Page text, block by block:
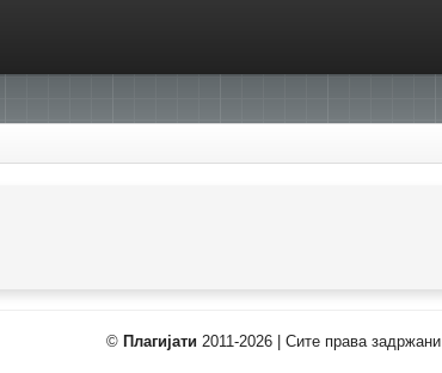
© Плагијати 2011-2026 | Сите права задржани